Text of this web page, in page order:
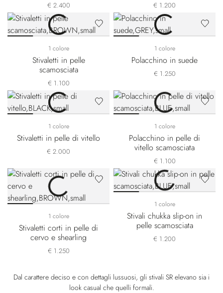
€ 2.400 € 1.200
1 colore
Stivaletti in pelle
scamosciata
€ 1.100
1 colore
Polacchino in suede
€ 1.250
1 colore
Stivaletti in pelle di vitello
€ 2.000
1 colore
Polacchino in pelle di
vitello scamosciata
€ 1.100
1 colore
Stivaletti corti in pelle di
cervo e shearling
€ 1.250
1 colore
Stivali chukka slip-on in
pelle scamosciata
€ 1.200
Dal carattere deciso e con dettagli lussuosi, gli stivali SR elevano sia i
look casual che quelli formali.